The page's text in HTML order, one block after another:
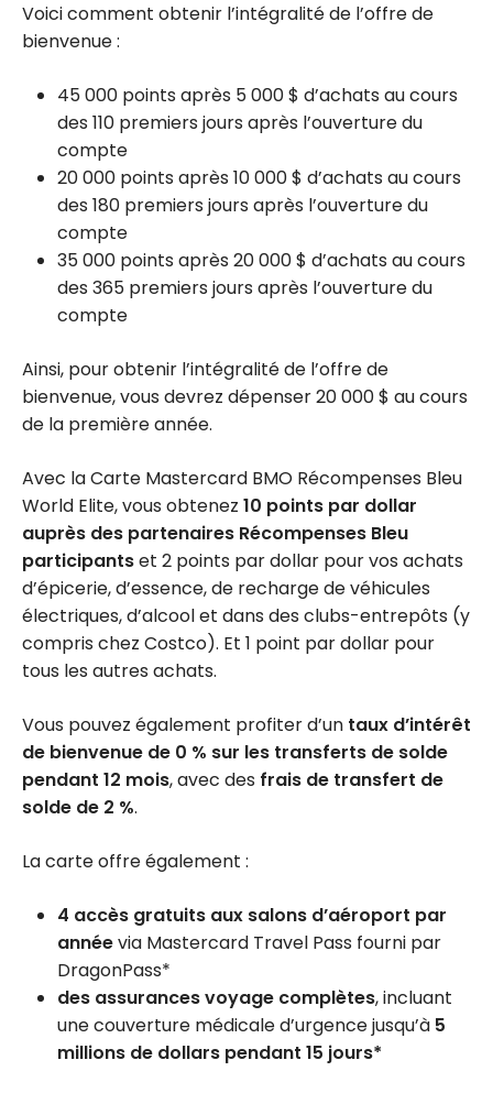
Voici comment obtenir l’intégralité de l’offre de
bienvenue :
45 000 points après 5 000 $ d’achats au cours
des 110 premiers jours après l’ouverture du
compte
20 000 points après 10 000 $ d’achats au cours
des 180 premiers jours après l’ouverture du
compte
35 000 points après 20 000 $ d’achats au cours
des 365 premiers jours après l’ouverture du
compte
Ainsi, pour obtenir l’intégralité de l’offre de
bienvenue, vous devrez dépenser 20 000 $ au cours
de la première année.
Avec la Carte Mastercard BMO Récompenses Bleu
World Elite, vous obtenez 10 points par dollar
auprès des partenaires Récompenses Bleu
participantset 2 points par dollar pour vos achats
d’épicerie, d’essence, de recharge de véhicules
électriques, d’alcool et dans des clubs-entrepôts (y
compris chez Costco). Et 1 point par dollar pour
tous les autres achats.
Vous pouvez également profiter d’un taux d’intérêt
de bienvenue de 0 % sur les transferts de solde
pendant 12 mois, avec des frais de transfert de
solde de 2 %.
La carte offre également :
4 accès gratuits aux salons d’aéroport par
annéevia Mastercard Travel Pass fourni par
DragonPass*
des assurances voyage complètes, incluant
une couverture médicale d’urgence jusqu’à 5
millions de dollars pendant 15 jours*